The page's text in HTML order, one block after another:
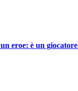
eroe: è un